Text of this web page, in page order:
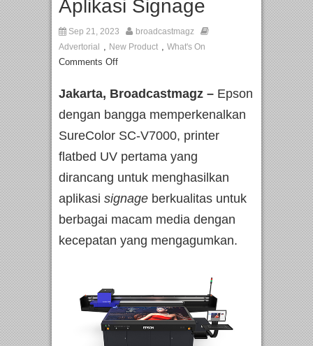
Aplikasi Signage
Sep 21, 2023
broadcastmagz
Advertorial
, New Product , What's On
Comments Off
Jakarta, Broadcastmagz – Epson
dengan bangga memperkenalkan
SureColor SC-V7000, printer
flatbed UV pertama yang
dirancang untuk menghasilkan
aplikasi signage berkualitas untuk
berbagai macam media dengan
kecepatan yang mengagumkan.